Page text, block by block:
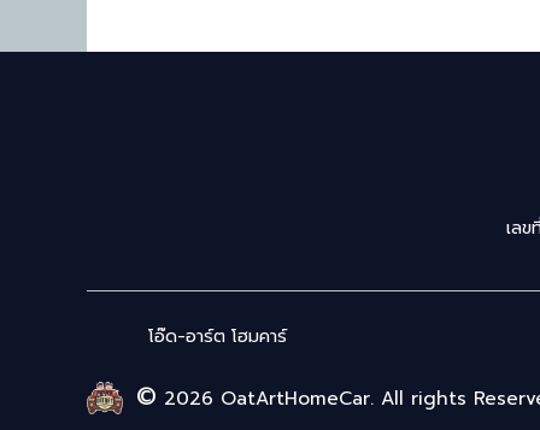
เล
โอ๊ด-อาร์ต โฮมคาร์
© 2026 OatArtHomeCar. All rights